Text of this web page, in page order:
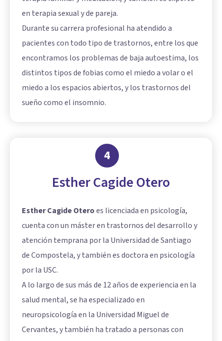
en terapia sexual y de pareja.
Durante su carrera profesional ha atendido a
pacientes con todo tipo de trastornos, entre los que
encontramos los problemas de baja autoestima, los
distintos tipos de fobias como el miedo a volar o el
miedo a los espacios abiertos, y los trastornos del
sueño como el insomnio.
4
Esther Cagide Otero
Esther Cagide Oteroes licenciada en psicología,
cuenta con un máster en trastornos del desarrollo y
atención temprana por la Universidad de Santiago
de Compostela, y también es doctora en psicología
por la USC.
A lo largo de sus más de 12 años de experiencia en la
salud mental, se ha especializado en
neuropsicología en la Universidad Miguel de
Cervantes, y también ha tratado a personas con